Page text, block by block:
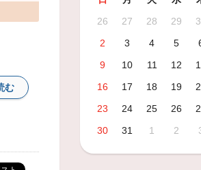
む
26
27 28 29
2
3 4 5
9
10 11 12
16
17 18 19
23
24 25 26
30
31 1 2